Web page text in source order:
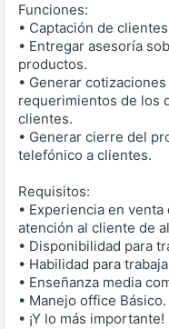
Funciones:
• Captación de
• Entregar asesoría
productos.
• Generar
requerimientos de los
clientes.
• Generar cierre del
telefónico a clientes.
Requisitos:
• Experiencia en
atención al cliente de
• Disponibilidad para
• Habilidad para
• Enseñanza media
• Manejo office Básico.
• ¡Y lo más